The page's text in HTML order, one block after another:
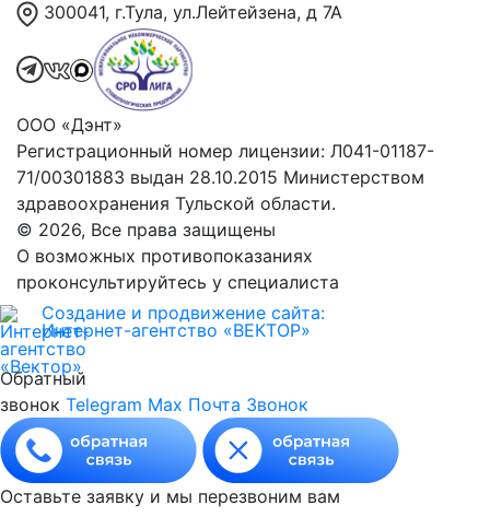
300041, г.Тула, ул.Лейтейзена, д 7А
ООО «Дэнт»
Регистрационный номер лицензии: Л041-01187-
71/00301883 выдан 28.10.2015 Министерством
здравоохранения Тульской области.
© 2026, Все права защищены
О возможных противопоказаниях
проконсультируйтесь у специалиста
Создание и продвижение сайта:
Интернет-агентство «ВЕКТОР»
Обратный
звонок Telegram Max Почта Звонок
Оставьте заявку и мы перезвоним вам